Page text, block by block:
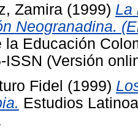
Zamira (1999) La
Neogranadina.
la Educación
ISSN (Versión
Fidel (1999)
Estudios